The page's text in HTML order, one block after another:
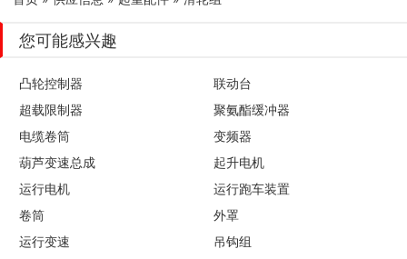
您可能感兴趣
凸轮控制器
联动台
超载限制器
聚氨酯缓冲器
电缆卷筒
变频器
葫芦变速总成
起升电机
运行电机
运行跑车装置
卷筒
外罩
运行变速
吊钩组